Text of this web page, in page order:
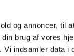
og annoncer, til
brug af vores
Vi indsamler data i
07:00 - 14:30
Lukket